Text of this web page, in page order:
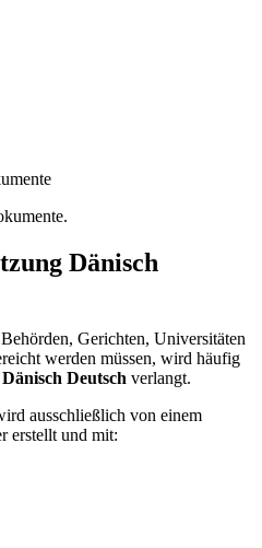
Dänisch
Gerichten, Universitäten
werden müssen, wird häufig
Deutsch verlangt.
ausschließlich von einem
erstellt und mit: